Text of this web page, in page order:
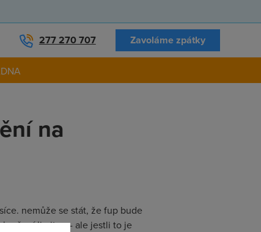
277 270 707 Zavoláme zpátky
na
nemůže se stát, že fup bude
limitu --- ale jestli to je